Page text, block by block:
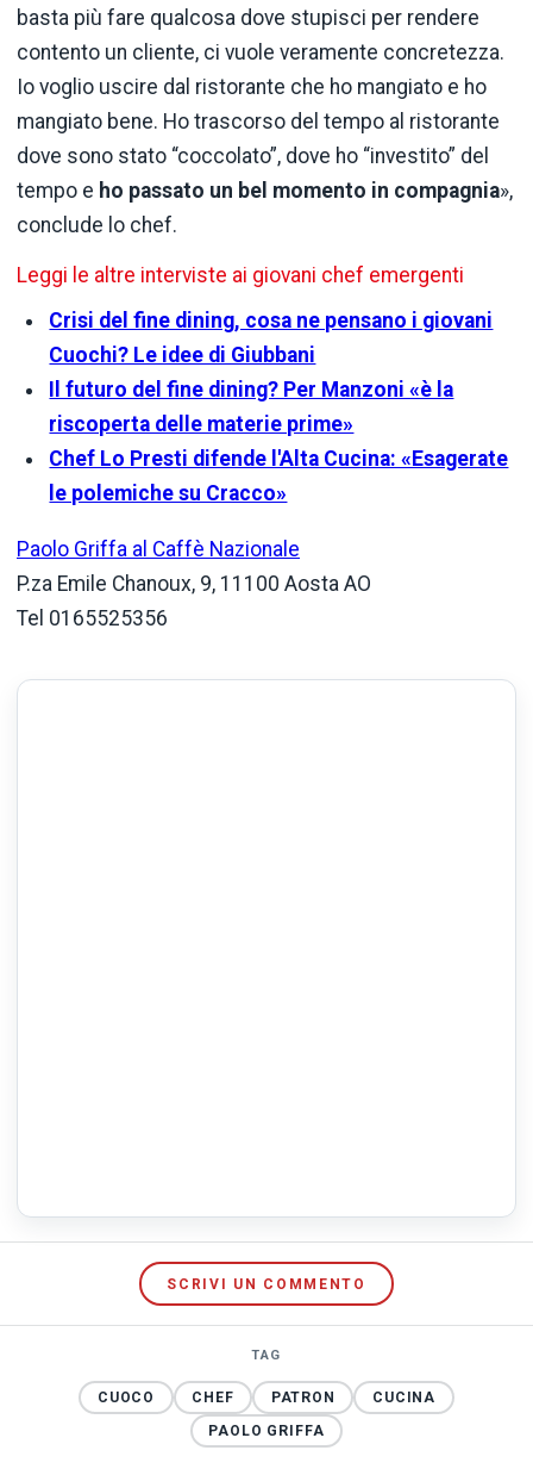
basta più fare qualcosa dove stupisci per rendere
contento un cliente, ci vuole veramente concretezza.
Io voglio uscire dal ristorante che ho mangiato e ho
mangiato bene. Ho trascorso del tempo al ristorante
dove sono stato “coccolato”, dove ho “investito” del
tempo e ho passato un bel momento in compagnia»,
conclude lo chef.
Leggi le altre interviste ai giovani chef emergenti
Crisi del fine dining, cosa ne pensano i giovani
Cuochi? Le idee di Giubbani
Il futuro del fine dining? Per Manzoni «è la
riscoperta delle materie prime»
Chef Lo Presti difende l'Alta Cucina: «Esagerate
le polemiche su Cracco»
Paolo Griffa al Caffè Nazionale
P.za Emile Chanoux, 9, 11100 Aosta AO
Tel 0165525356
SCRIVI UN COMMENTO
TAG
CUOCO CHEF PATRON
CUCINA
PAOLO GRIFFA